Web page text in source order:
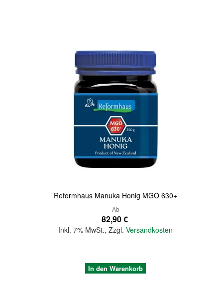
Reformhaus Manuka Honig MGO 630+
Ab
82,90 €
Inkl. 7% MwSt.,Zzgl.Versandkosten
In den Warenkorb